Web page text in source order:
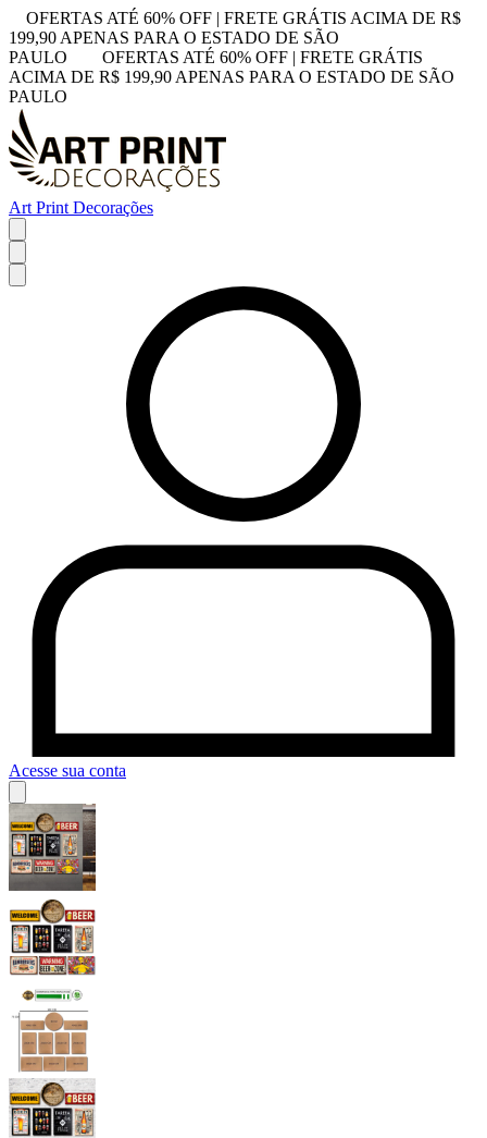
OFERTAS ATÉ 60% OFF | FRETE GRÁTIS ACIMA DE R$
199,90 APENAS PARA O ESTADO DE SÃO
PAULO
OFERTAS ATÉ 60% OFF | FRETE GRÁTIS
ACIMA DE R$ 199,90 APENAS PARA O ESTADO DE SÃO
PAULO
Art Print Decorações
Acesse sua conta